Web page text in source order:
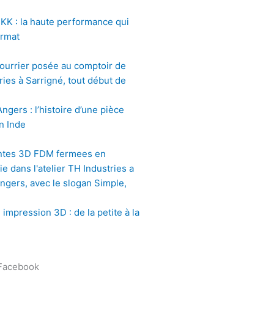
: la haute performance qui
: l’histoire d’une pièce
Inde
3D : de la petite à la